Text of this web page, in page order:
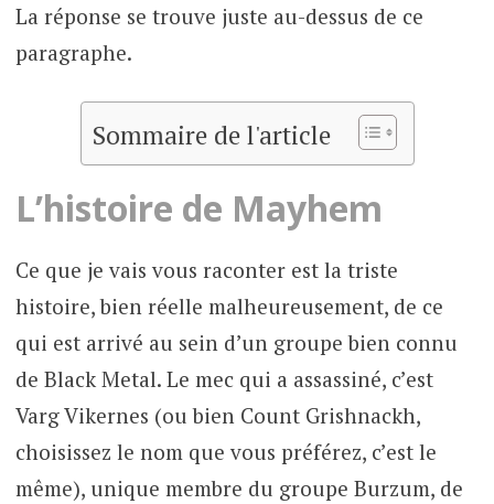
La réponse se trouve juste au-dessus de ce
paragraphe.
Sommaire de l'article
L’histoire de Mayhem
Ce que je vais vous raconter est la triste
histoire, bien réelle malheureusement, de ce
qui est arrivé au sein d’un groupe bien connu
de Black Metal. Le mec qui a assassiné, c’est
Varg Vikernes (ou bien Count Grishnackh,
choisissez le nom que vous préférez, c’est le
même), unique membre du groupe Burzum, de